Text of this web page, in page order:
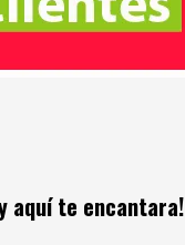
aquí te encantara!